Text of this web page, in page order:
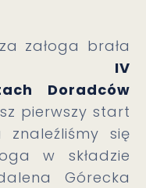
załoga brała
IV
Doradców
pierwszy start
się
w składzie
Górecka